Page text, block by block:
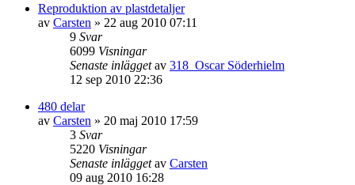
Reproduktion av plastdetaljer
av Carsten » 22 aug 2010 07:11
9 Svar
6099 Visningar
Senaste inläggetav 318_Oscar Söderhielm
12 sep 2010 22:36
480 delar
av Carsten » 20 maj 2010 17:59
3 Svar
5220 Visningar
Senaste inläggetav Carsten
09 aug 2010 16:28